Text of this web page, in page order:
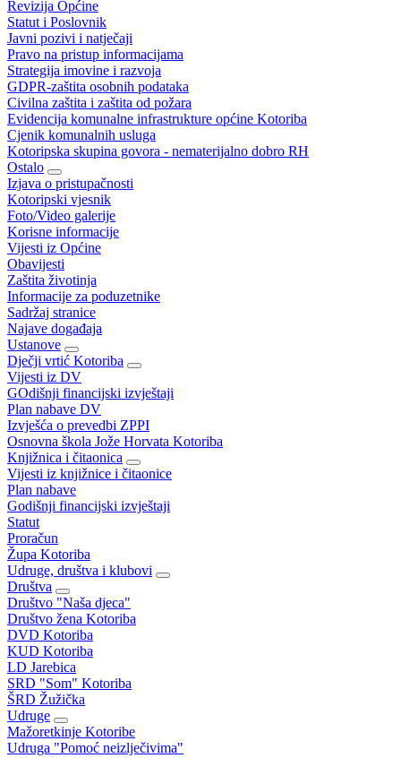
Revizija Općine
Statut i Poslovnik
Javni pozivi i natječaji
Pravo na pristup informacijama
Strategija imovine i razvoja
GDPR-zaštita osobnih podataka
Civilna zaštita i zaštita od požara
Evidencija komunalne infrastrukture općine Kotoriba
Cjenik komunalnih usluga
Kotoripska skupina govora - nematerijalno dobro RH
Ostalo
Izjava o pristupačnosti
Kotoripski vjesnik
Foto/Video galerije
Korisne informacije
Vijesti iz Općine
Obavijesti
Zaštita životinja
Informacije za poduzetnike
Sadržaj stranice
Najave događaja
Ustanove
Dječji vrtić Kotoriba
Vijesti iz DV
GOdišnji financijski izvještaji
Plan nabave DV
Izvješća o prevedbi ZPPI
Osnovna škola Jože Horvata Kotoriba
Knjižnica i čitaonica
Vijesti iz knjižnice i čitaonice
Plan nabave
Godišnji financijski izvještaji
Statut
Proračun
Župa Kotoriba
Udruge, društva i klubovi
Društva
Društvo "Naša djeca"
Društvo žena Kotoriba
DVD Kotoriba
KUD Kotoriba
LD Jarebica
SRD "Som" Kotoriba
ŠRD Žužička
Udruge
Mažoretkinje Kotoribe
Udruga "Pomoć neizlječivima"